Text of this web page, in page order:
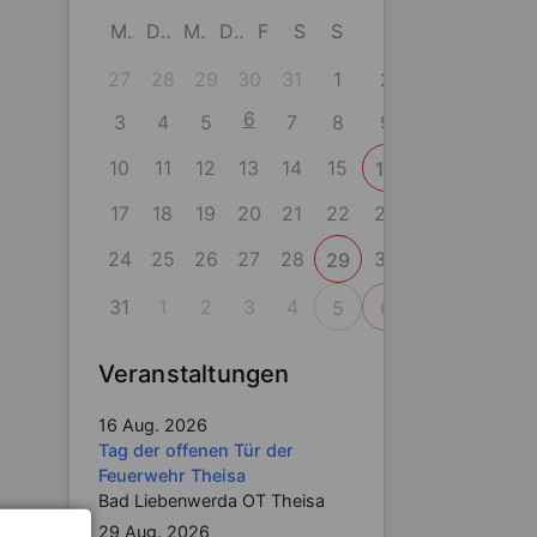
M D M D F S
S
27
28 29 30 31 1
2
3
4 5 6 7 8
9
10
11 12 13 14 15
16
17
18 19 20 21 22
23
24
25 26 27 28 29
30
31
1 2 3 4 5 6
Veranstaltungen
16 Aug. 2026
Tag der offenen Tür der
Feuerwehr Theisa
Bad Liebenwerda OT Theisa
29 Aug. 2026